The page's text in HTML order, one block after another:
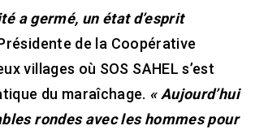
a germé, un état d’esprit
de la Coopérative
villages où SOS SAHEL s’est
du maraîchage. « Aujourd’hui
rondes avec les hommes pour